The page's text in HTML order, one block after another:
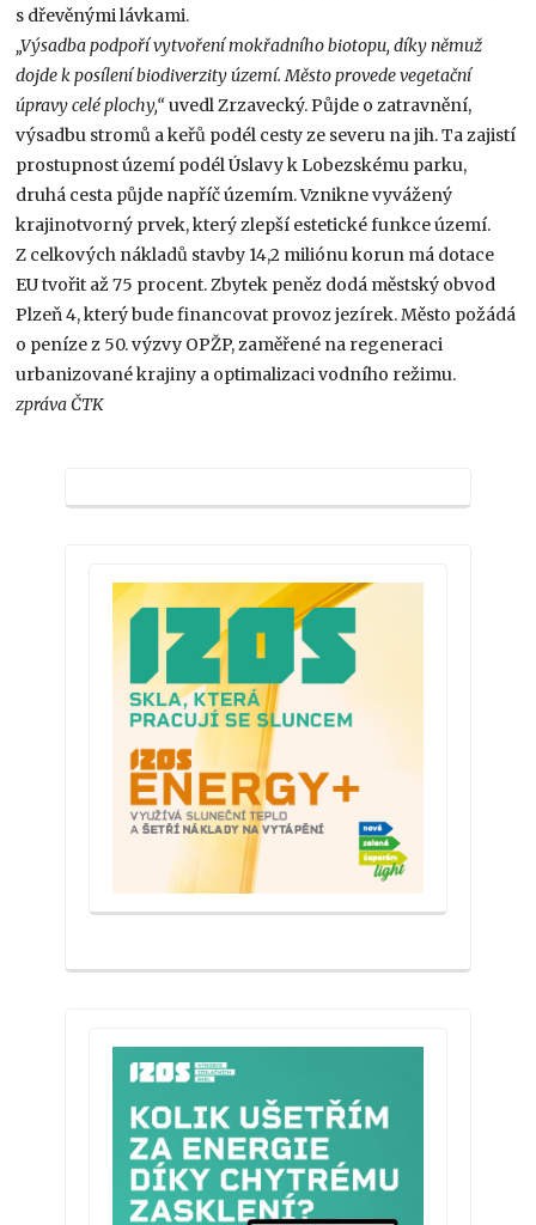
s dřevěnými lávkami.
„Výsadba podpoří vytvoření mokřadního biotopu, díky němuž
dojde k posílení biodiverzity území. Město provede vegetační
úpravy celé plochy,“uvedl Zrzavecký. Půjde o zatravnění,
výsadbu stromů a keřů podél cesty ze severu na jih. Ta zajistí
prostupnost území podél Úslavy k Lobezskému parku,
druhá cesta půjde napříč územím. Vznikne vyvážený
krajinotvorný prvek, který zlepší estetické funkce území.
Z celkových nákladů stavby 14,2 miliónu korun má dotace
EU tvořit až 75 procent. Zbytek peněz dodá městský obvod
Plzeň 4, který bude financovat provoz jezírek. Město požádá
o peníze z 50. výzvy OPŽP, zaměřené na regeneraci
urbanizované krajiny a optimalizaci vodního režimu.
zpráva ČTK